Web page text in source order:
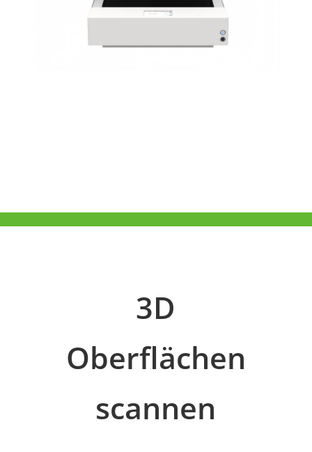
3D
Oberflächen
scannen